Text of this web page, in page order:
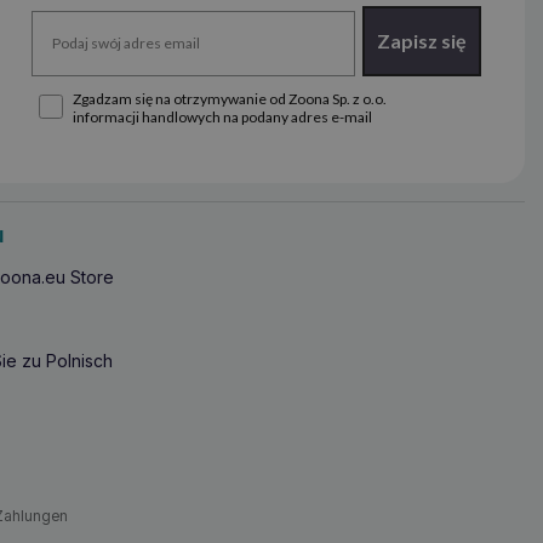
Zapisz się
Zgadzam się na otrzymywanie od Zoona Sp. z o.o.
informacji handlowych na podany adres e-mail
Store
zu Polnisch